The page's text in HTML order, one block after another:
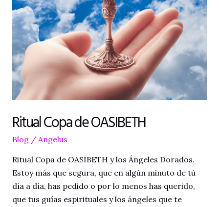
Ritual Copa de OASIBETH
Blog/ Angelus
Ritual Copa de OASIBETH y los Ángeles Dorados.
Estoy más que segura, que en algún minuto de tú
día a día, has pedido o por lo menos has querido,
que tus guías espirituales y los ángeles que te